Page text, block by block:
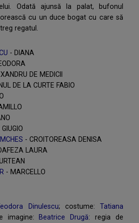
Odată ajunsă la palat, bufonul
cu un duce bogat cu care să
regatul.
- DIANA
DE MEDICII
DE LA CURTE FABIO
GIUGIO
- CROITOREASA DENISA
LAURA
- MARCELLO
Dinulescu; costume: Tatiana
imagine: Beatrice Drugă: regia de